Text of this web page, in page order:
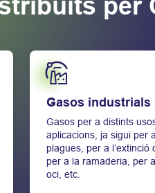
per
Gasos industrials
Gasos per a distints
aplicacions, ja sigui per
plagues, per a l’extinció
per a la ramaderia, per
oci, etc.
Saber més